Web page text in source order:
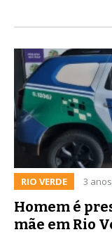
RIO VERDE 3
Homem é
mãe em Rio